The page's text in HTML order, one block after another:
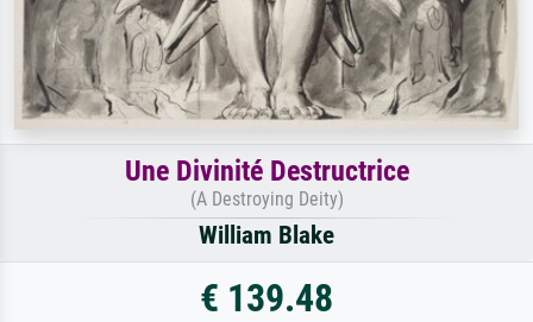
Une Divinité Destructrice
(A Destroying Deity)
William Blake
€ 139.48